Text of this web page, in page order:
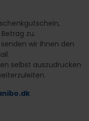
zu.
wir Ihnen den
selbst auszudrucken